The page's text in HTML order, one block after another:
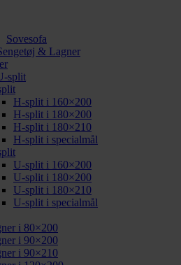
Sovesofa
& Lagner
split
H-split i 160×200
H-split i 180×200
H-split i 180×210
H-split i specialmål
U-split i 160×200
U-split i 180×200
U-split i 180×210
U-split i specialmål
i 80×200
i 90×200
i 90×210